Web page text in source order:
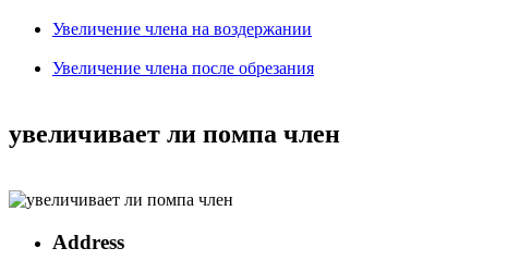
Увеличение члена на воздержании
Увеличение члена после обрезания
увеличивает ли помпа член
Address